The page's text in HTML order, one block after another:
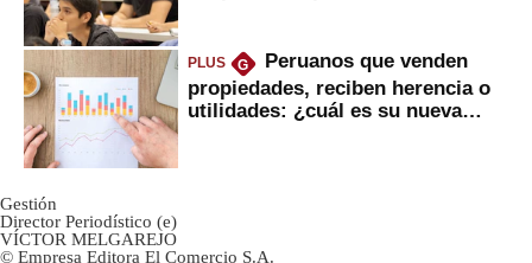
PLUS G
Peruanos que venden
propiedades, reciben herencia o
utilidades: ¿cuál es su nueva
Gestión
Director Periodístico (e)
VÍCTOR MELGAREJO
© Empresa Editora El Comercio S.A.